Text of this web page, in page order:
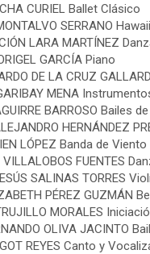
CURIEL Ballet Clásico
SERRANO
LARA MARTÍNEZ
GARCÍA Piano
DE LA CRUZ
MENA
BARROSO Bailes
HERNÁNDEZ
LÓPEZ Banda de Viento
VILLALOBOS FUENTES
SALINAS TORRES
PÉREZ GUZMÁN
MORALES
OLIVA JACINTO
REYES Canto y